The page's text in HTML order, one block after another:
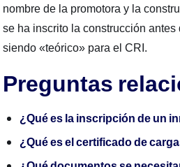
nombre de la promotora y la
se ha inscrito la construcción
siendo «teórico» para el CRI.
Preguntas
¿Qué es la inscripción de un
¿Qué es el certificado de